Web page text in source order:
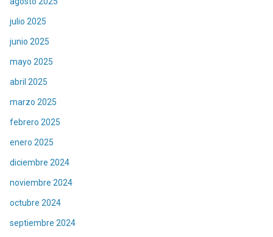
julio 2025
junio 2025
mayo 2025
abril 2025
marzo 2025
febrero 2025
enero 2025
diciembre 2024
noviembre 2024
octubre 2024
septiembre 2024